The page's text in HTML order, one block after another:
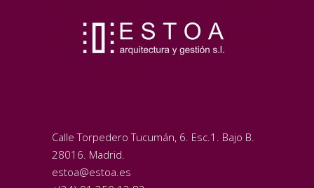
Calle Torpedero Tucumán, 6. Esc.1. Bajo B.
28016. Madrid.
estoa@estoa.es